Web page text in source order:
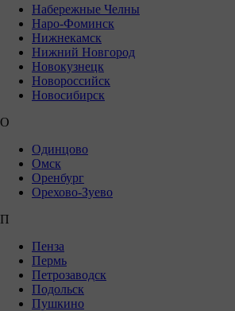
Набережные Челны
Наро-Фоминск
Нижнекамск
Нижний Новгород
Новокузнецк
Новороссийск
Новосибирск
О
Одинцово
Омск
Оренбург
Орехово-Зуево
П
Пенза
Пермь
Петрозаводск
Подольск
Пушкино